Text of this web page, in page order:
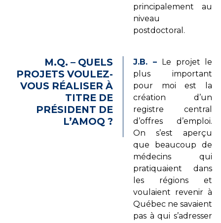
principalement au
niveau
postdoctoral.
M.Q. – QUELS
PROJETS VOULEZ-
VOUS RÉALISER À
TITRE DE
PRÉSIDENT DE
L’AMOQ ?
J.B. – Le projet le
plus important
pour moi est la
création d’un
registre central
d’offres d’emploi.
On s’est aperçu
que beaucoup de
médecins qui
pratiquaient dans
les régions et
voulaient revenir à
Québec ne savaient
pas à qui s’adresser